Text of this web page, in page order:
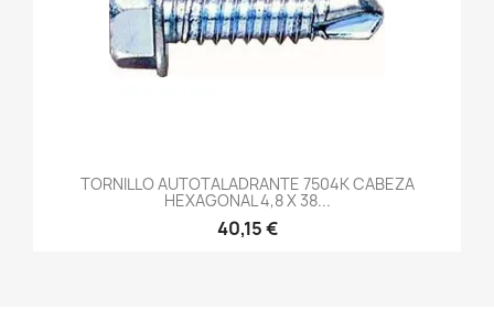
TORNILLO AUTOTALADRANTE 7504K CABEZA
HEXAGONAL 4,8 X 38...
40,15 €